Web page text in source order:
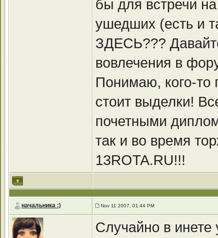
бы для встречи
ушедших (есть и
ЗДЕСЬ???
вовлечения в
Понимаю, кого-то
стоит выделки!
почетными
так и во время
13ROTA.RU!!!
начальника :) Nov 11 2007, 01:44 PM
Случайно в инете